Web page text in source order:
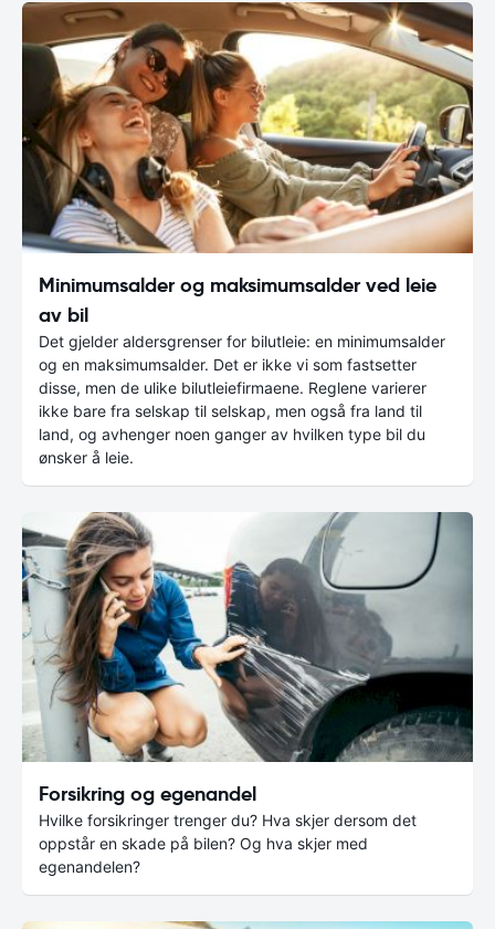
Minimumsalder og maksimumsalder ved leie
av bil
Det gjelder aldersgrenser for bilutleie: en minimumsalder
og en maksimumsalder. Det er ikke vi som fastsetter
disse, men de ulike bilutleiefirmaene. Reglene varierer
ikke bare fra selskap til selskap, men også fra land til
land, og avhenger noen ganger av hvilken type bil du
ønsker å leie.
Forsikring og egenandel
Hvilke forsikringer trenger du? Hva skjer dersom det
oppstår en skade på bilen? Og hva skjer med
egenandelen?